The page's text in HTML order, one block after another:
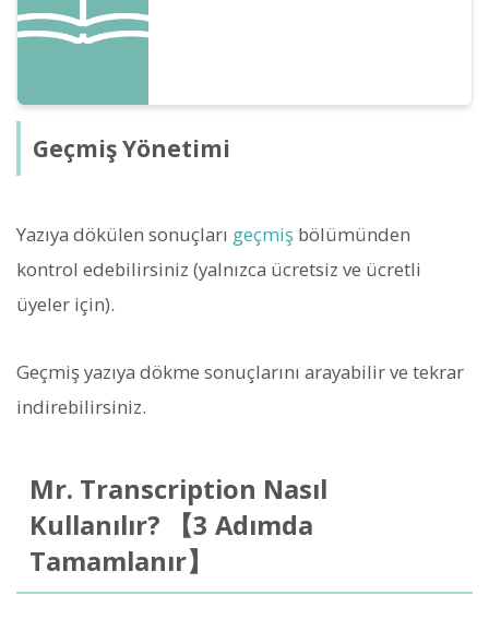
Geçmiş Yönetimi
Yazıya dökülen sonuçları geçmiş bölümünden
kontrol edebilirsiniz (yalnızca ücretsiz ve ücretli
üyeler için).
Geçmiş yazıya dökme sonuçlarını arayabilir ve tekrar
indirebilirsiniz.
Mr. Transcription Nasıl
Kullanılır? 【3 Adımda
Tamamlanır】